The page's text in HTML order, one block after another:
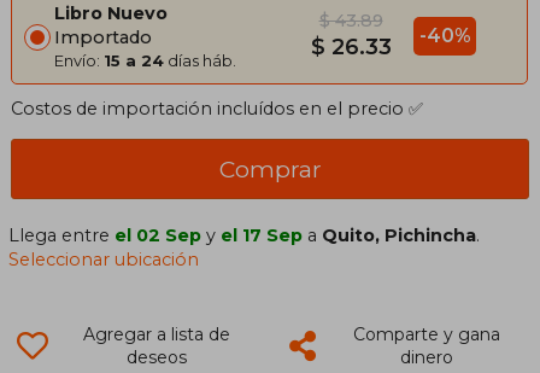
Libro Nuevo
Importado
Envío: 15 a 24 días háb.
$ 43.89
$ 26.33 -40%
Costos de importación incluídos en el precio ✅
Comprar
Llega entre el 02 Sep y el 17 Sep a Quito, Pichincha.
Seleccionar ubicación
Agregar a lista de
deseos
Comparte y gana
dinero